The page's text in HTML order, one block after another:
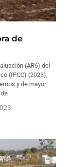
de
(AR6) del
(IPCC) (2023),
y de mayor